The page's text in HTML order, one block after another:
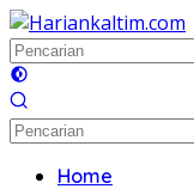
Langsung
ke
konten
Home